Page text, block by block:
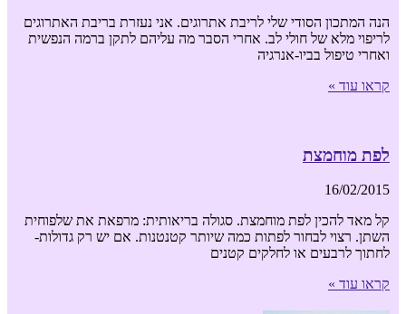
הנה המתכון הסודי שלי לריבת אתרוגים. אני נעזרת בריבת האתרוגים
לריפוי מלא של חולי לב. אחרי הסבר מה עליהם לתקן ברמה הנפשית
ואחרי טיפול בביו-אנרגיה
קראו עוד »
לפת מוחמצת
16/02/2015
קל מאד להכין לפת מוחמצת. סגולה בריאותית: מרפאת את שלפוחית
השתן. רצוי לבחור לפתות כמה שיותר קטנטנות. אם יש רק גדולות-
לחתוך לרבעים או לחלקים קטנים
קראו עוד »